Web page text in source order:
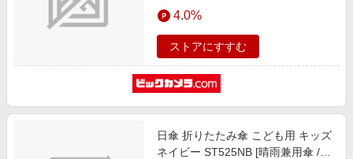
4.0%
ストアにすすむ
日傘 折りたたみ傘 こども用 キッズ
ネイビー ST525NB [晴雨兼用傘 /子